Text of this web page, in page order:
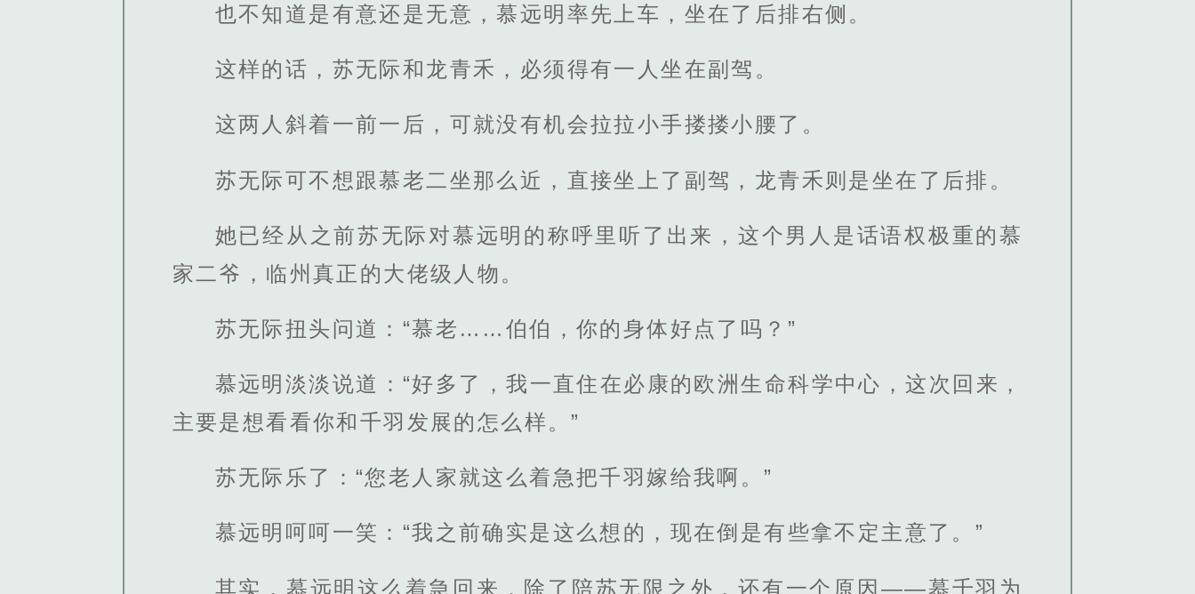
也不知道是有意还是无意，慕远明率先上车，坐在了后排右侧。
这样的话，苏无际和龙青禾，必须得有一人坐在副驾。
这两人斜着一前一后，可就没有机会拉拉小手搂搂小腰了。
苏无际可不想跟慕老二坐那么近，直接坐上了副驾，龙青禾则是坐在了后排。
她已经从之前苏无际对慕远明的称呼里听了出来，这个男人是话语权极重的慕
家二爷，临州真正的大佬级人物。
苏无际扭头问道：“慕老……伯伯，你的身体好点了吗？”
慕远明淡淡说道：“好多了，我一直住在必康的欧洲生命科学中心，这次回来，
主要是想看看你和千羽发展的怎么样。”
苏无际乐了：“您老人家就这么着急把千羽嫁给我啊。”
慕远明呵呵一笑：“我之前确实是这么想的，现在倒是有些拿不定主意了。”
其实，慕远明这么着急回来，除了陪苏无限之外，还有一个原因——慕千羽为